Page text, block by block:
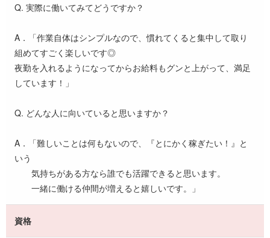
Q. 実際に働いてみてどうですか？
A．「作業自体はシンプルなので、慣れてくると集中して取り
組めてすごく楽しいです◎
夜勤を入れるようになってからお給料もグンと上がって、満足
しています！」
Q. どんな人に向いていると思いますか？
A．「難しいことは何もないので、『とにかく稼ぎたい！』と
いう
気持ちがある方なら誰でも活躍できると思います。
一緒に働ける仲間が増えると嬉しいです。」
資格